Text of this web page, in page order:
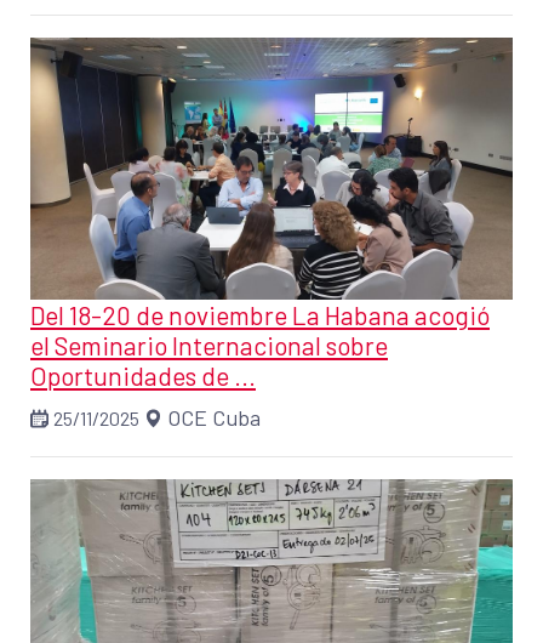
Del 18-20 de noviembre La Habana acogió
el Seminario Internacional sobre
Oportunidades de ...
25/11/2025 OCE Cuba